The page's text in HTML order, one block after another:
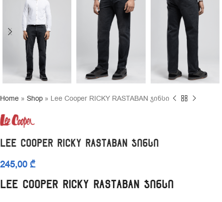
Home » Shop » Lee Cooper RICKY RASTABAN ჯინსი
Lee Cooper RICKY RASTABAN ჯინსი
245,00 ₾
Lee Cooper RICKY RASTABAN ჯინსი